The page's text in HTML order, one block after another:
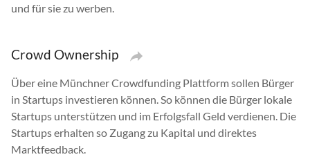
und für sie zu werben.
Crowd Ownership
Über eine Münchner Crowdfunding Plattform sollen Bürger
in Startups investieren können. So können die Bürger lokale
Startups unterstützen und im Erfolgsfall Geld verdienen. Die
Startups erhalten so Zugang zu Kapital und direktes
Marktfeedback.